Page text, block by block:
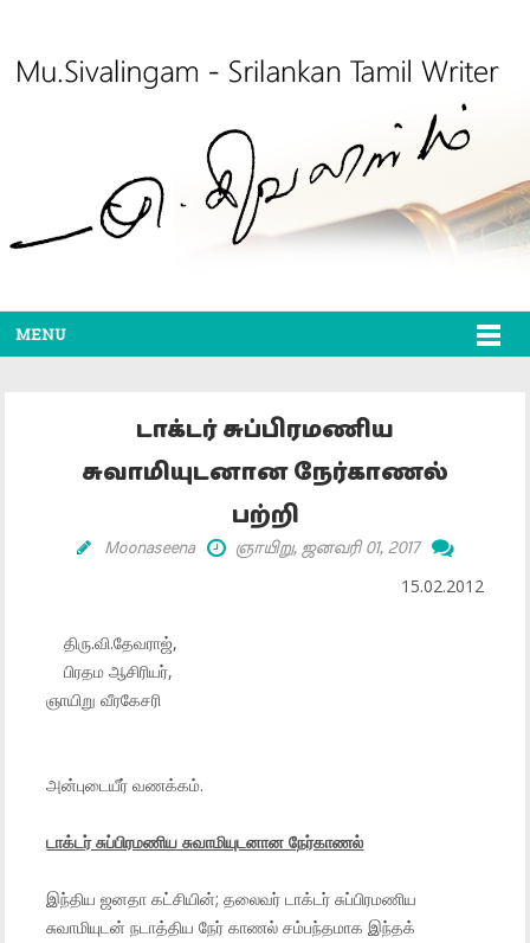
MENU
டாக்டர் சுப்பிரமணிய
சுவாமியுடனான நேர்காணல்
பற்றி
Moonaseena ஞாயிறு, ஜனவரி 01, 2017
15.02.2012
திரு.வி.தேவராஜ்,
பிரதம ஆசிரியர்,
ஞாயிறு வீரகேசரி
அன்புடையீர் வணக்கம்.
டாக்டர் சுப்பிரமணிய சுவாமியுடனான நேர்காணல்
இந்திய ஜனதா கட்சியின்; தலைவர் டாக்டர் சுப்பிரமணிய
சுவாமியுடன் நடாத்திய நேர் காணல் சம்பந்தமாக இந்தக்